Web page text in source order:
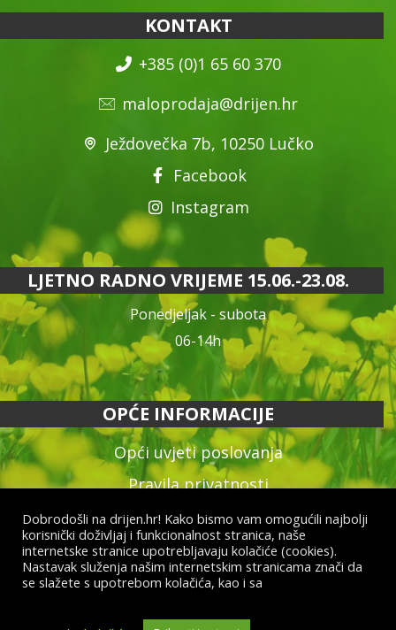
KONTAKT
+385 (0)1 65 60 370
maloprodaja@drijen.hr
Ježdovečka 7b, 10250 Lučko
Facebook
Instagram
LJETNO RADNO VRIJEME 15.06.-23.08.
Ponedjeljak - subota
06-14h
OPĆE INFORMACIJE
Opći uvjeti poslovanja
Pravila privatnosti
Reklamacija proizvoda
Način plaćanja & dostava
Raskid ugovora
Dobrodošli na drijen.hr! Kako bismo vam omogućili najbolji
korisnički doživljaj i funkcionalnost stranica, naše
internetske stranice upotrebljavaju kolačiće (cookies).
Nastavak služenja našim internetskim stranicama znači da
se slažete s upotrebom kolačića, kao i sa